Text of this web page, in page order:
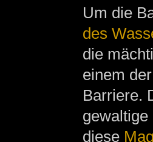
Um die
des
die
einem
Barriere.
gewaltige
diese